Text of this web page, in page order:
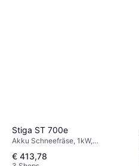
Stiga ST 700e
Akku Schneefräse, 1kW,
Einlassbreite: 50 cm
€ 413,78